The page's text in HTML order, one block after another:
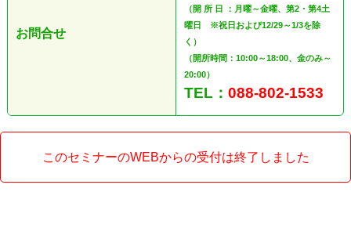
お問合せ
（開 所 日 ：月曜～金曜、第2・第4土
曜日 ※祝日および12/29～1/3を除
く）
（開所時間：10:00～18:00、金のみ～
20:00）
TEL： 088-802-1533
このセミナーのWEBからの受付は終了しました